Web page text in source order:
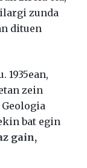
zunda
dituen
zein
bat egin
gain,